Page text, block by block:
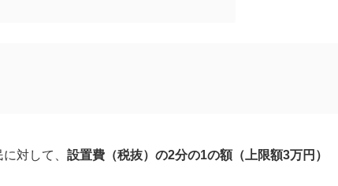
対して、 設置費（税抜）の2分の1の額（上限額3万円）